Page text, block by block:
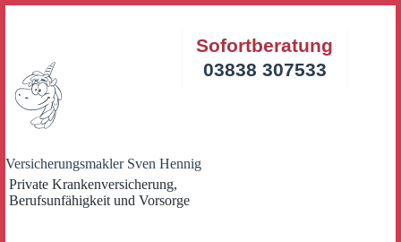
Versicherungsmakler Sven Hennig
Private Krankenversicherung,
Berufsunfähigkeit und Vorsorge
Sofortberatung
03838 307533